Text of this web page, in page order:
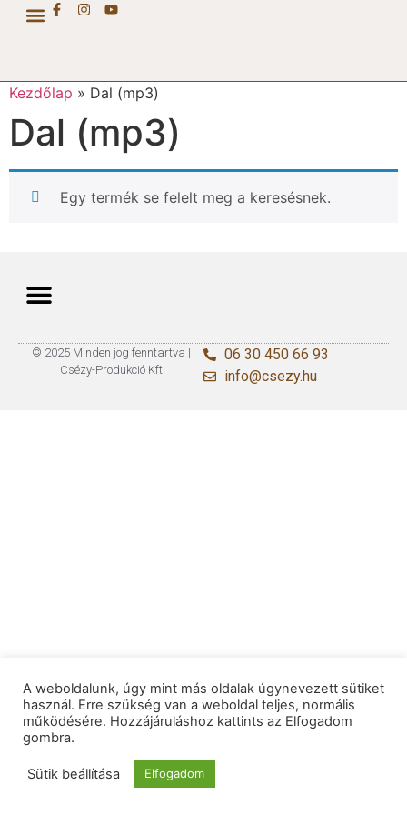
Kezdőlap » Dal (mp3)
Dal (mp3)
Egy termék se felelt meg a keresésnek.
© 2025 Minden jog fenntartva |
Csézy-Produkció Kft
06 30 450 66 93
info@csezy.hu
A weboldalunk, úgy mint más oldalak úgynevezett sütiket
használ. Erre szükség van a weboldal teljes, normális
működésére. Hozzájáruláshoz kattints az Elfogadom
gombra.
Sütik beállítása Elfogadom